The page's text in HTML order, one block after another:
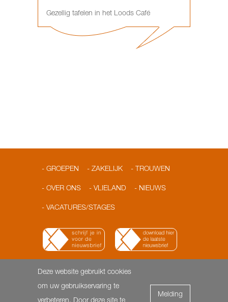
Gezellig tafelen in het Loods Café
GROEPEN ZAKELIJK TROUWEN
OVER ONS VLIELAND NIEUWS
VACATURES/STAGES
info@loodshotel.nl
Melding
Deze website gebruikt cookies
om uw gebruikservaring te